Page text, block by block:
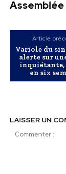
Article
Variole du
alerte sur
inquiétante,
en six
LAISSER UN